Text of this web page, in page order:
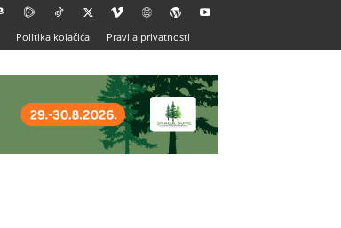
Politika kolačića Pravila privatnosti